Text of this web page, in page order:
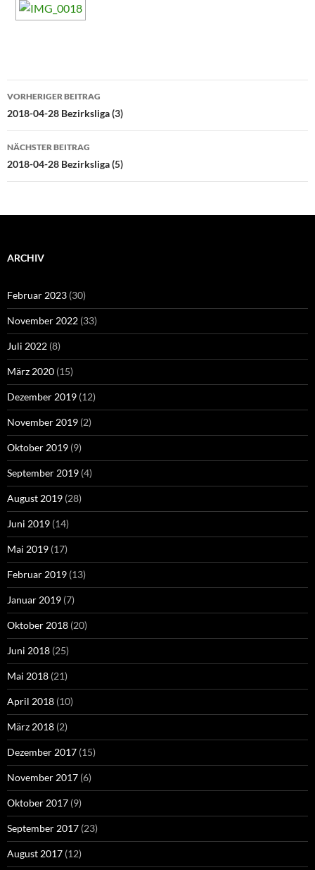
Beitragsnavigation
VORHERIGER BEITRAG
2018-04-28 Bezirksliga (3)
NÄCHSTER BEITRAG
2018-04-28 Bezirksliga (5)
ARCHIV
Februar 2023 (30)
November 2022 (33)
Juli 2022 (8)
März 2020 (15)
Dezember 2019 (12)
November 2019 (2)
Oktober 2019 (9)
September 2019 (4)
August 2019 (28)
Juni 2019 (14)
Mai 2019 (17)
Februar 2019 (13)
Januar 2019 (7)
Oktober 2018 (20)
Juni 2018 (25)
Mai 2018 (21)
April 2018 (10)
März 2018 (2)
Dezember 2017 (15)
November 2017 (6)
Oktober 2017 (9)
September 2017 (23)
August 2017 (12)